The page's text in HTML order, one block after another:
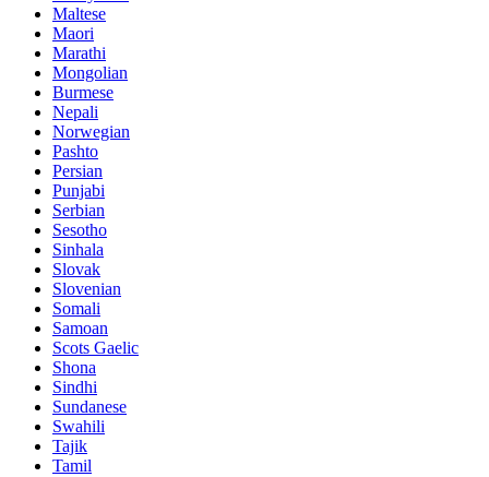
Maltese
Maori
Marathi
Mongolian
Burmese
Nepali
Norwegian
Pashto
Persian
Punjabi
Serbian
Sesotho
Sinhala
Slovak
Slovenian
Somali
Samoan
Scots Gaelic
Shona
Sindhi
Sundanese
Swahili
Tajik
Tamil